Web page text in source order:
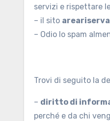
servizi e rispettare
– il sito
– Odio lo spam
Trovi di seguito la
– diritto di
perché e da chi